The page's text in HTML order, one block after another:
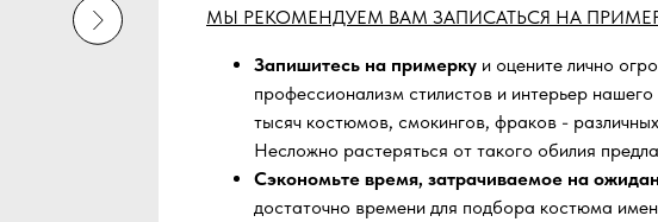
МЫ РЕКОМЕНДУЕМ ВАМ ЗАПИСАТЬСЯ НА
Запишитесь на примерку и оцените лично
профессионализм стилистов и интерьер
тысяч костюмов, смокингов, фраков -
Несложно растеряться от такого обилия
Сэкономьте время, затрачиваемое на
достаточно времени для подбора костюма